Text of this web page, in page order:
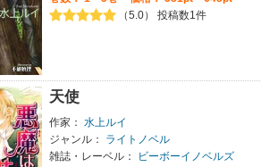
（5.0） 投稿数1件
天使
作家： 水上ルイ
ジャンル：
ライトノベル
雑誌・レーベル：
ビーボーイノベルズ